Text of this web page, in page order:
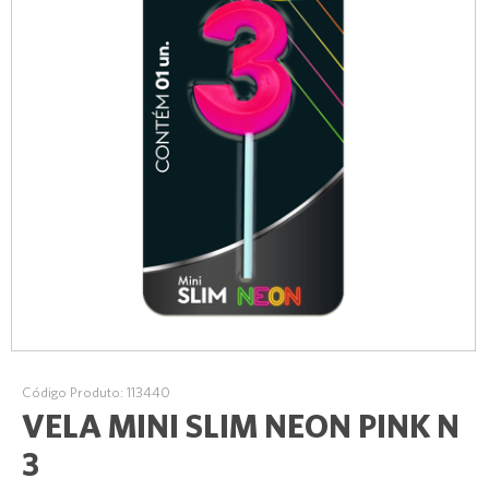
Código Produto: 113440
VELA MINI SLIM NEON PINK N
3